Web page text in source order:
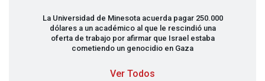
La Universidad de Minesota acuerda pagar 250.000
dólares a un académico al que le rescindió una
oferta de trabajo por afirmar que Israel estaba
cometiendo un genocidio en Gaza
Ver Todos